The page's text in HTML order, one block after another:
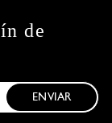
de
ENVIAR